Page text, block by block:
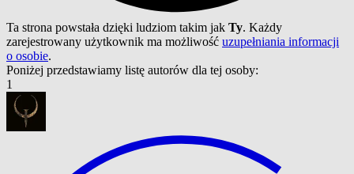
Ta strona powstała dzięki ludziom takim jak Ty. Każdy
zarejestrowany użytkownik ma możliwość uzupełniania informacji
o osobie.
Poniżej przedstawiamy listę autorów dla tej osoby:
1